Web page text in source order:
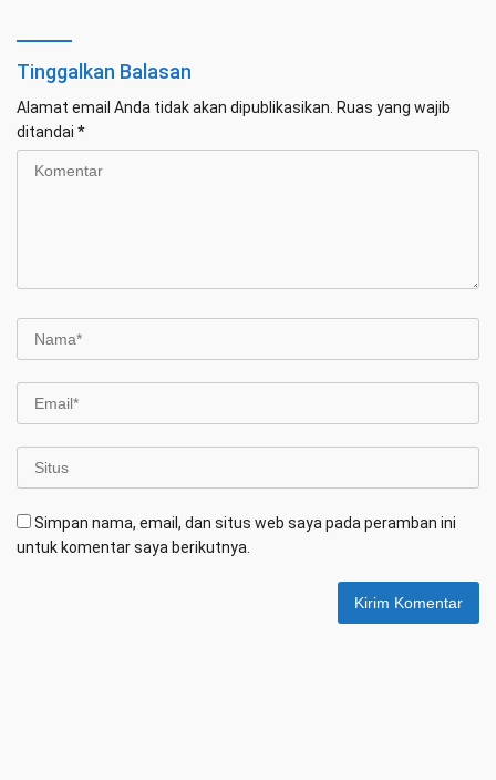
Tinggalkan Balasan
Alamat email Anda tidak akan dipublikasikan. Ruas yang wajib
ditandai *
Simpan nama, email, dan situs web saya pada peramban ini
untuk komentar saya berikutnya.